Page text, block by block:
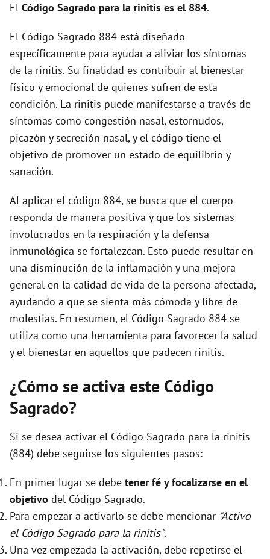
e
o
El Código Sagrado para la rinitis es el 884.
El Código Sagrado 884 está diseñado
específicamente para ayudar a aliviar los síntomas
de la rinitis. Su finalidad es contribuir al bienestar
físico y emocional de quienes sufren de esta
condición. La rinitis puede manifestarse a través de
síntomas como congestión nasal, estornudos,
picazón y secreción nasal, y el código tiene el
objetivo de promover un estado de equilibrio y
sanación.
Al aplicar el código 884, se busca que el cuerpo
responda de manera positiva y que los sistemas
involucrados en la respiración y la defensa
inmunológica se fortalezcan. Esto puede resultar en
una disminución de la inflamación y una mejora
general en la calidad de vida de la persona afectada,
ayudando a que se sienta más cómoda y libre de
molestias. En resumen, el Código Sagrado 884 se
utiliza como una herramienta para favorecer la salud
y el bienestar en aquellos que padecen rinitis.
¿Cómo se activa este Código
Sagrado?
Si se desea activar el Código Sagrado para la rinitis
(884) debe seguirse los siguientes pasos:
En primer lugar se debe tener fé y focalizarse en el
objetivo del Código Sagrado.
Para empezar a activarlo se debe mencionar "Activo
el Código Sagrado para la rinitis".
Una vez empezada la activación, debe repetirse el